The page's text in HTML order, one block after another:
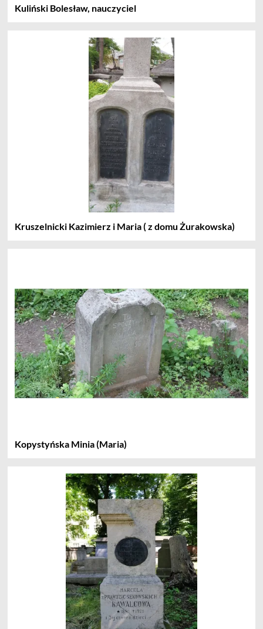
Kuliński Bolesław, nauczyciel
Kruszelnicki Kazimierz i Maria ( z domu Żurakowska)
Kopystyńska Minia (Maria)